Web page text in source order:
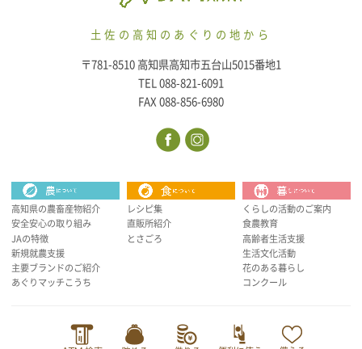
土佐の高知のあぐりの地から
〒781-8510 高知県高知市五台山5015番地1
TEL 088-821-6091
FAX 088-856-6980
高知県の農畜産物紹介
安全安心の取り組み
JAの特徴
新規就農支援
主要ブランドのご紹介
あぐりマッチこうち
レシピ集
直販所紹介
とさごろ
くらしの活動のご案内
食農教育
高齢者生活支援
生活文化活動
花のある暮らし
コンクール